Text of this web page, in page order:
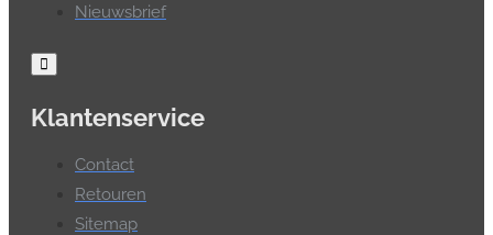
Nieuwsbrief
Klantenservice
Contact
Retouren
Sitemap